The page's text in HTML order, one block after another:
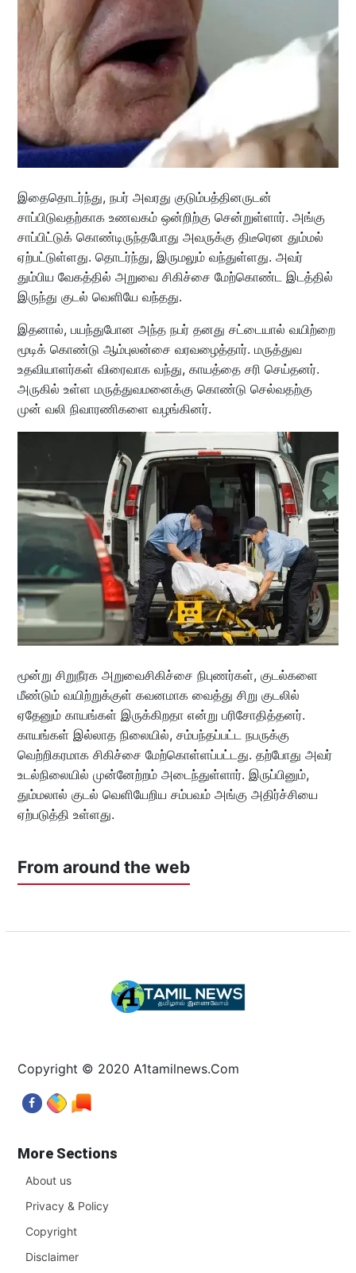
இதைதொடர்ந்து, நபர் அவரது குடும்பத்தினருடன்
சாப்பிடுவதற்காக உணவகம் ஒன்றிற்கு சென்றுள்ளார். அங்கு
சாப்பிட்டுக் கொண்டிருந்தபோது அவருக்கு திடீரென தும்மல்
ஏற்பட்டுள்ளது. தொடர்ந்து, இருமலும் வந்துள்ளது. அவர்
தும்பிய வேகத்தில் அறுவை சிகிச்சை மேற்கொண்ட இடத்தில்
இருந்து குடல் வெளியே வந்தது.
இதனால், பயந்துபோன அந்த நபர் தனது சட்டையால் வயிற்றை
மூடிக் கொண்டு ஆம்புலன்சை வரவழைத்தார். மருத்துவ
உதவியாளர்கள் விரைவாக வந்து, காயத்தை சரி செய்தனர்.
அருகில் உள்ள மருத்துவமனைக்கு கொண்டு செல்வதற்கு
முன் வலி நிவாரணிகளை வழங்கினர்.
மூன்று சிறுநீரக அறுவைசிகிச்சை நிபுணர்கள், குடல்களை
மீண்டும் வயிற்றுக்குள் கவனமாக வைத்து சிறு குடலில்
ஏதேனும் காயங்கள் இருக்கிறதா என்று பரிசோதித்தனர்.
காயங்கள் இல்லாத நிலையில், சம்பந்தப்பட்ட நபருக்கு
வெற்றிகரமாக சிகிச்சை மேற்கொள்ளப்பட்டது. தற்போது அவர்
உடல்நிலையில் முன்னேற்றம் அடைந்துள்ளார். இருப்பினும்,
தும்மலால் குடல் வெளியேறிய சம்பவம் அங்கு அதிர்ச்சியை
ஏற்படுத்தி உள்ளது.
From around the web
Copyright © 2020 A1tamilnews.Com
More Sections
About us
Privacy & Policy
Copyright
Disclaimer